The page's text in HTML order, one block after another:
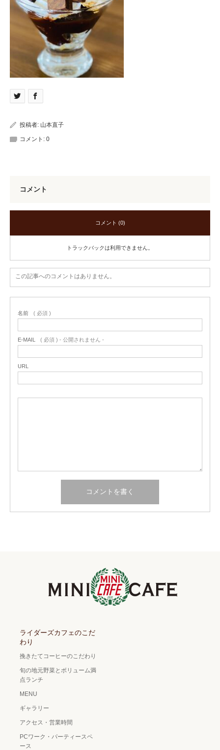
投稿者: 山本直子
コメント: 0
コメント
コメント (0)
トラックバックは利用できません。
この記事へのコメントはありません。
名前 ( 必須 )
E-MAIL ( 必須 ) - 公開されません -
URL
ライダーズカフェのこだ
わり
挽きたてコーヒーのこだわり
旬の地元野菜とボリューム満
点ランチ
MENU
ギャラリー
アクセス・営業時間
PCワーク・パーティースペ
ース